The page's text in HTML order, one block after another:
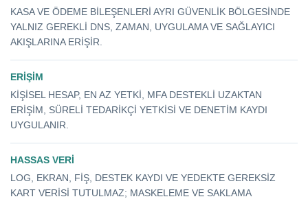
KASA VE ÖDEME BILEŞENLERI AYRI GÜVENLIK BÖLGESINDE
YALNIZ GEREKLI DNS, ZAMAN, UYGULAMA VE SAĞLAYICI
AKIŞLARINA ERIŞIR.
ERIŞIM
KIŞISEL HESAP, EN AZ YETKI, MFA DESTEKLI UZAKTAN
ERIŞIM, SÜRELI TEDARIKÇI YETKISI VE DENETIM KAYDI
UYGULANIR.
HASSAS VERI
LOG, EKRAN, FIŞ, DESTEK KAYDI VE YEDEKTE GEREKSIZ
KART VERISI TUTULMAZ; MASKELEME VE SAKLAMA